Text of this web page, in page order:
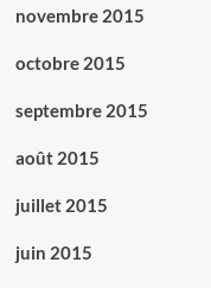
novembre 2015
octobre 2015
septembre 2015
août 2015
juillet 2015
juin 2015